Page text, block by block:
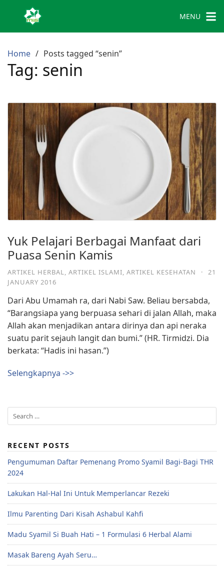
MENU
Home Posts tagged “senin”
Tag: senin
Yuk Pelajari Berbagai Manfaat dari
Puasa Senin Kamis
ARTIKEL HERBAL ARTIKEL ISLAMI ARTIKEL KESEHATAN ·
21
JANUARY 2016
Dari Abu Umamah ra, dari Nabi Saw. Beliau bersabda,
“Barangsiapa yang berpuasa sehari di jalan Allah, maka
Allah akan menjadikan antara dirinya dan api neraka
suatu parit sejauh langit dan bumi.” (HR. Tirmidzi. Dia
berkata: “Hadis ini hasan.”)
Selengkapnya ->>
RECENT POSTS
Pengumuman Daftar Pemenang Promo Syamil Bagi-Bagi THR
2024
Lakukan Hal-Hal Ini Untuk Memperlancar Rezeki
Ilmu Parenting Dari Kisah Ashabul Kahfi
Madu Syamil Si Buah Hati – 1 Formulasi 6 Herbal Alami
Masak Bareng Ayah Seru…